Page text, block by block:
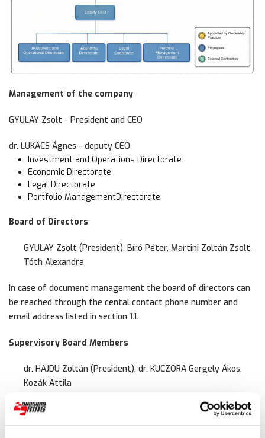
Management of the company
GYULAY Zsolt - President and CEO
dr. LUKÁCS Ágnes - deputy CEO
Investment and Operations Directorate
Economic Directorate
Legal Directorate
Portfolio ManagementDirectorate
Board of Directors
GYULAY Zsolt (President), Bíró Péter, Martini Zoltán Zsolt,
Tóth Alexandra
In case of document management the board of directors can
be reached through the cental contact phone number and
email address listed in section 1.1.
Supervisory Board Members
dr. HAJDU Zoltán (President), dr. KUCZORA Gergely Ákos,
Kozák Attila
In case of document management the supervisory board
members can be reached through the cental contact phone